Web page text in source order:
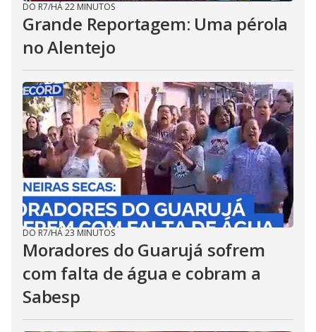
DO R7/HÁ 22 MINUTOS
Grande Reportagem: Uma pérola
no Alentejo
DO R7/HÁ 23 MINUTOS
Moradores do Guarujá sofrem
com falta de água e cobram a
Sabesp